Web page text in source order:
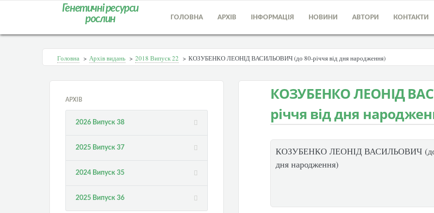
Генетичні ресурси
рослин
ГОЛОВНА АРХІВ ІНФОРМАЦІЯ НОВИНИ АВТОРИ КОНТАКТИ
Головна > Архів видань > 2018 Випуск 22 > КОЗУБЕНКО ЛЕОНІД ВАСИЛЬОВИЧ (до 80-річчя від дня народження)
АРХІВ
2026 Випуск 38
2025 Випуск 37
2024 Випуск 35
2025 Випуск 36
КОЗУБЕНКО ЛЕОНІД
річчя від дня
КОЗУБЕНКО ЛЕОНІД ВАСИЛЬОВИЧ (до
дня народження)